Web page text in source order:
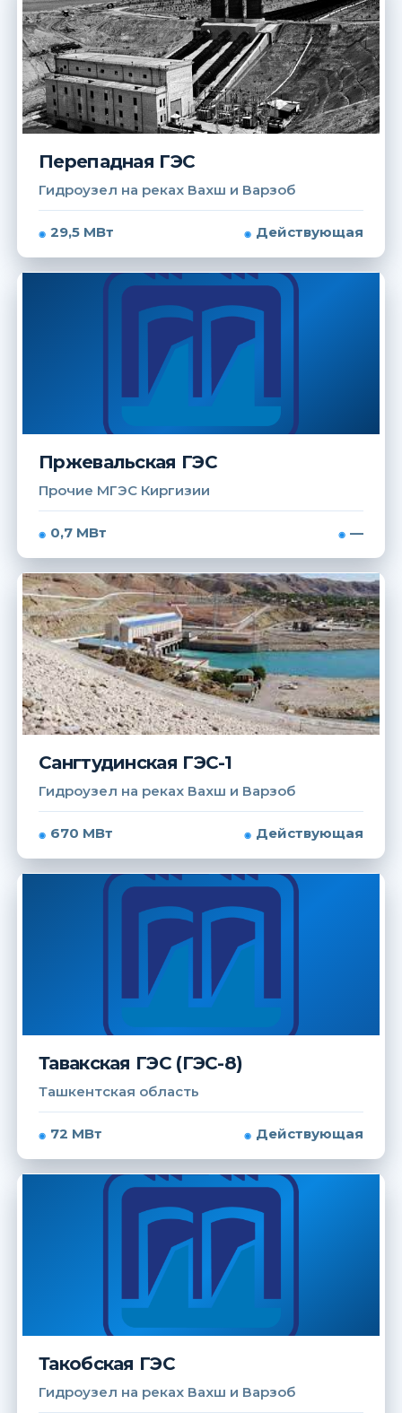
Перепадная ГЭС
Гидроузел на реках Вахш и Варзоб
29,5 МВт Действующая
Пржевальская ГЭС
Прочие МГЭС Киргизии
0,7 МВт —
Сангтудинская ГЭС-1
Гидроузел на реках Вахш и Варзоб
670 МВт Действующая
Тавакская ГЭС (ГЭС-8)
Ташкентская область
72 МВт Действующая
Такобская ГЭС
Гидроузел на реках Вахш и Варзоб